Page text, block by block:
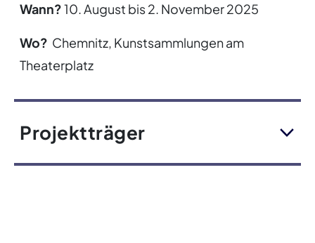
Wann?10. August bis 2. November 2025
Wo? Chemnitz, Kunstsammlungen am
Theaterplatz
Projektträger